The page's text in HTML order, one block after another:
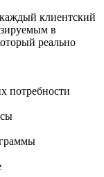
клиентский
в
реально
потребности